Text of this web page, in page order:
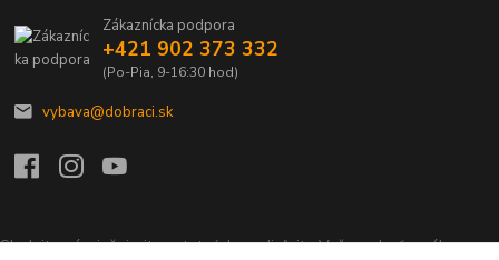
Zákaznícka podpora
+421 902 373 332
(Po-Pia, 9-16:30 hod)
vybava@dobraci.sk
Sledujte nás, inšpirujte ostatných a zdieľajte Vašu radosť z nákupu a